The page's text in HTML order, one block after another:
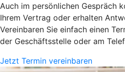
Auch im persönlichen Gespräch
Ihrem Vertrag oder erhalten
Vereinbaren Sie einfach einen
der Geschäftsstelle oder am
Jetzt Termin vereinbaren